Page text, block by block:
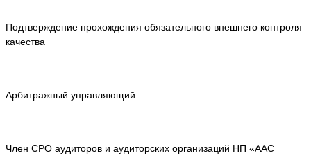
Подтверждение прохождения обязательного внешнего контроля
качества
Арбитражный управляющий
Член СРО аудиторов и аудиторских организаций НП «ААС